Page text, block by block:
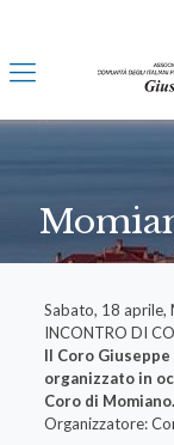
Sabato, 18 aprile,
INCONTRO DI
Il Coro
organizzato in
Coro di Momiano.
Organizzatore: